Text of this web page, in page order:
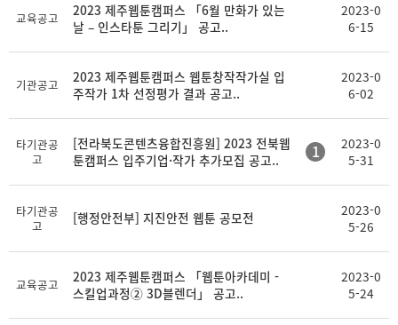
교육공고
2023 제주웹툰캠퍼스 「6월 만화가 있는
날 – 인스타툰 그리기」 공고..
2023-0
6-15
기관공고
2023 제주웹툰캠퍼스 웹툰창작작가실 입
주작가 1차 선정평가 결과 공고..
2023-0
6-02
타기관공
고
[전라북도콘텐츠융합진흥원] 2023 전북웹
툰캠퍼스 입주기업·작가 추가모집 공고..
1
2023-0
5-31
타기관공
고
[행정안전부] 지진안전 웹툰 공모전
2023-0
5-26
교육공고
2023 제주웹툰캠퍼스 「웹툰아카데미 -
스킬업과정② 3D블렌더」 공고..
2023-0
5-24